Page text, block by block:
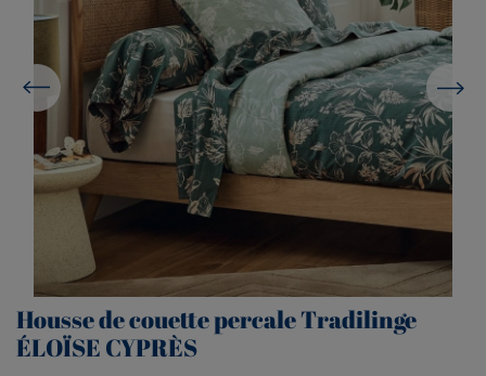
Housse de couette percale Tradilinge
ÉLOÏSE CYPRÈS